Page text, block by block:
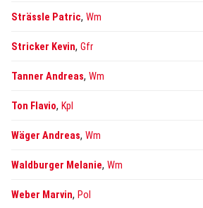
Strässle Patric, Wm
Stricker Kevin, Gfr
Tanner Andreas, Wm
Ton Flavio, Kpl
Wäger Andreas, Wm
Waldburger Melanie, Wm
Weber Marvin, Pol